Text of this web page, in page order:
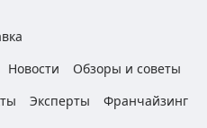
Новости
Обзоры и советы
Эксперты
Франчайзинг